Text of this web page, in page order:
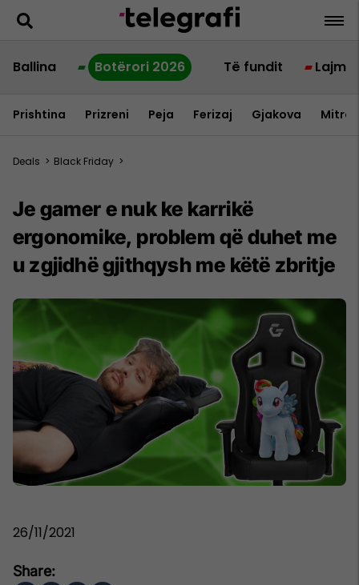
Ballina Botërori 2026 Të fundit Lajme
Prishtina Prizreni Peja Ferizaj Gjakova
Deals > Black Friday >
Je gamer e nuk ke karrikë
ergonomike, problem që duhet me
u zgjidhë gjithqysh me këtë zbritje
26/11/2021